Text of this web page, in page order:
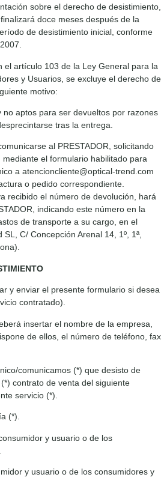
sobre el derecho de desistimiento,
doce meses después de la
de desistimiento inicial, conforme
el artículo 103 de la Ley General para la
y Usuarios, se excluye el derecho de
motivo:
no aptos para ser devueltos por razones
tras la entrega.
al PRESTADOR, solicitando
el formulario habilitado para
a atencioncliente@optical-trend.com
o pedido correspondiente.
recibido el número de devolución, hará
indicando este número en la
de transporte a su cargo, en el
C/ Concepción Arenal 14, 1º, 1ª,
y enviar el presente formulario si desea
contratado).
insertar el nombre de la empresa,
de ellos, el número de teléfono, fax
comunicamos (*) que desisto de
contrato de venta del siguiente
servicio (*).
(*).
y usuario o de los
y usuario o de los consumidores y